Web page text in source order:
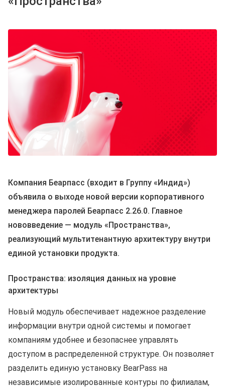
Компания Беарпасс (входит в Группу «Индид»)
объявила о выходе новой версии корпоративного
менеджера паролей Беарпасс 2.26.0. Главное
нововведение — модуль «Пространства»,
реализующий мультитенантную архитектуру внутри
единой установки продукта.
Пространства: изоляция данных на уровне
архитектуры
Новый модуль обеспечивает надежное разделение
информации внутри одной системы и помогает
компаниям удобнее и безопаснее управлять
доступом в распределенной структуре. Он позволяет
разделить единую установку BearPass на
независимые изолированные контуры по филиалам,